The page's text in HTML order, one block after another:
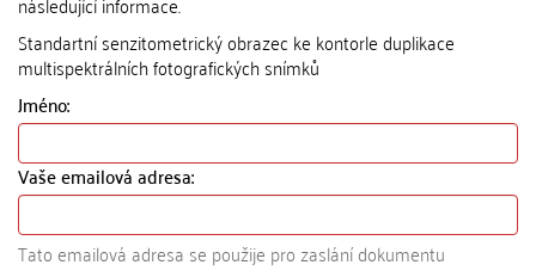
Standartní senzitometrický obrazec ke kontorle duplikace
multispektrálních fotografických snímků
Jméno:
Vaše emailová adresa:
Tato emailová adresa se použije pro zaslání dokumentu